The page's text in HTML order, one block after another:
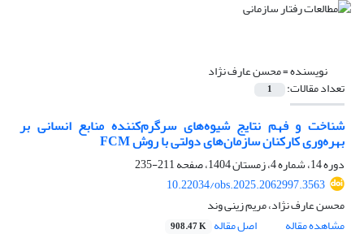
نویسنده =محسن عارف نژاد
تعداد مقالات: 1
شناخت و فهم نتایج شیوه‌های سرگرم‌کننده منابع انسانی بر
بهره‌وری کارکنان سازمان‌های دولتی با روش FCM
دوره 14، شماره 4، زمستان 1404، صفحه
211-235
10.22034/obs.2025.2062997.3563
محسن عارف نژاد، مریم زینی وند
مشاهده مقاله
اصل مقاله 908.47 K